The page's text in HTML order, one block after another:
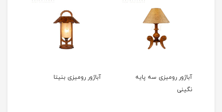
آباژور رومیزی سه پایه
نگینی
آباژور رومیزی بنیتا